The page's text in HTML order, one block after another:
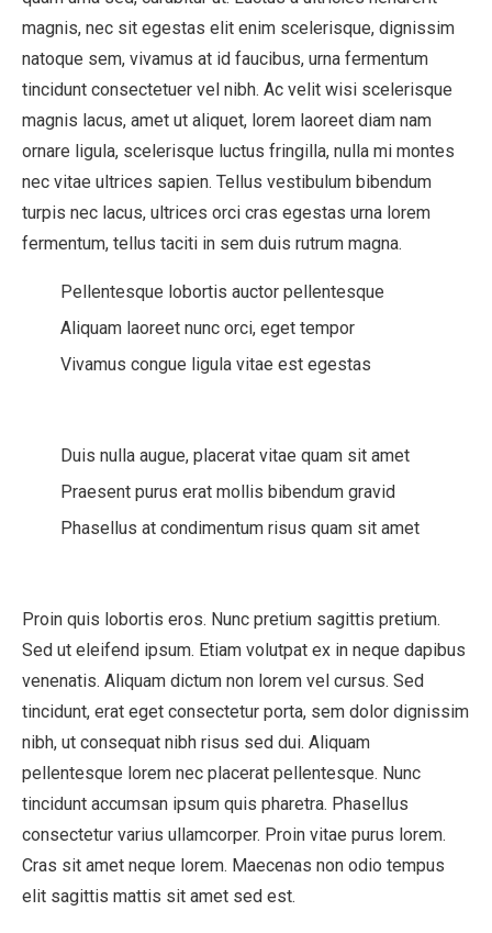
magnis, nec sit egestas elit enim scelerisque, dignissim
natoque sem, vivamus at id faucibus, urna fermentum
tincidunt consectetuer vel nibh. Ac velit wisi scelerisque
magnis lacus, amet ut aliquet, lorem laoreet diam nam
ornare ligula, scelerisque luctus fringilla, nulla mi montes
nec vitae ultrices sapien. Tellus vestibulum bibendum
turpis nec lacus, ultrices orci cras egestas urna lorem
fermentum, tellus taciti in sem duis rutrum magna.
Pellentesque lobortis auctor pellentesque
Aliquam laoreet nunc orci, eget tempor
Vivamus congue ligula vitae est egestas
Duis nulla augue, placerat vitae quam sit amet
Praesent purus erat mollis bibendum gravid
Phasellus at condimentum risus quam sit amet
Proin quis lobortis eros. Nunc pretium sagittis pretium.
Sed ut eleifend ipsum. Etiam volutpat ex in neque dapibus
venenatis. Aliquam dictum non lorem vel cursus. Sed
tincidunt, erat eget consectetur porta, sem dolor dignissim
nibh, ut consequat nibh risus sed dui. Aliquam
pellentesque lorem nec placerat pellentesque. Nunc
tincidunt accumsan ipsum quis pharetra. Phasellus
consectetur varius ullamcorper. Proin vitae purus lorem.
Cras sit amet neque lorem. Maecenas non odio tempus
elit sagittis mattis sit amet sed est.